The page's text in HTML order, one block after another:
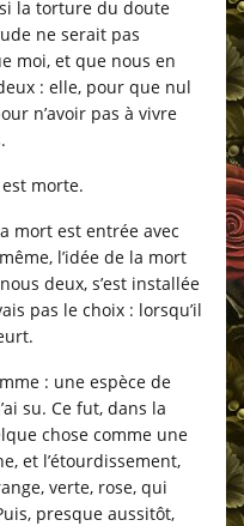
la torture du doute
ne serait pas
moi, et que nous en
: elle, pour que nul
n’avoir pas à vivre
morte.
mort est entrée avec
l’idée de la mort
deux, s’est installée
pas le choix : lorsqu’il
: une espèce de
su. Ce fut, dans la
chose comme une
et l’étourdissement,
verte, rose, qui
presque aussitôt,